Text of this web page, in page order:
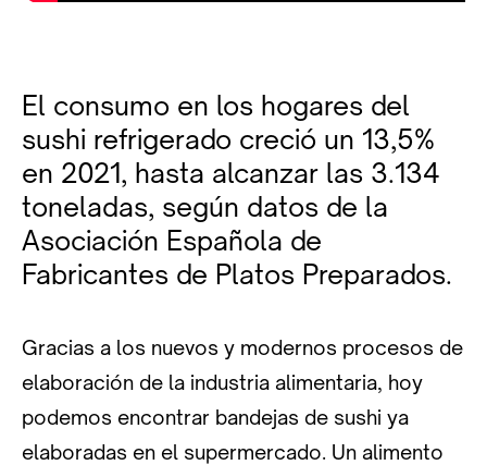
El consumo en los hogares del
sushi refrigerado creció un 13,5%
en 2021, hasta alcanzar las 3.134
toneladas, según datos de la
Asociación Española de
Fabricantes de Platos Preparados.
Gracias a los nuevos y modernos procesos de
elaboración de la industria alimentaria, hoy
podemos encontrar bandejas de sushi ya
elaboradas en el supermercado. Un alimento